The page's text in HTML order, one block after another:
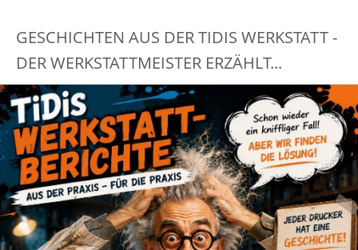
GESCHICHTEN AUS DER TIDIS WERKSTATT -
DER WERKSTATTMEISTER ERZÄHLT...